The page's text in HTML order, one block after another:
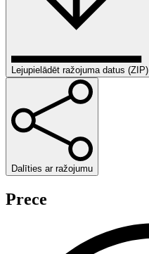
Lejupielādēt ražojuma datus (ZIP)
Dalīties ar ražojumu
Prece